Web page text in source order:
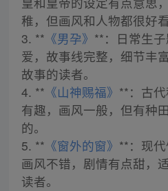
稚，但画风和人物都很好看
3. ** 《男孕》 **：日常生
爱，故事线完整，细节丰
故事的读者。
4. ** 《山神赐福》 **：古
有趣，画风一般，但有种
的。
5. ** 《窗外的窗》 **：现代
画风不错，剧情有点甜，
读者。